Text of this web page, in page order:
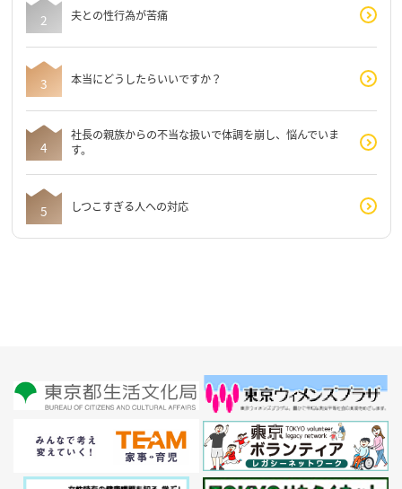
夫との性行為が苦痛
本当にどうしたらいいですか？
社長の親族からの不当な扱いで体調を崩し、悩んでいま
す。
しつこすぎる人への対応